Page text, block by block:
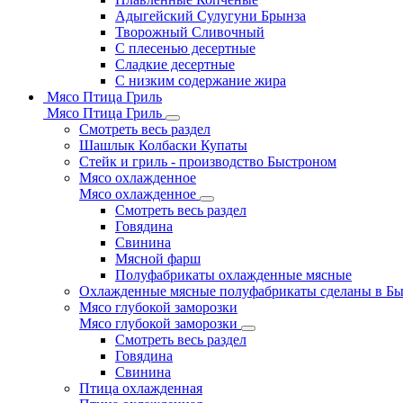
Адыгейский Сулугуни Брынза
Творожный Сливочный
С плесенью десертные
Сладкие десертные
С низким содержание жира
Мясо Птица Гриль
Мясо Птица Гриль
Смотреть весь раздел
Шашлык Колбаски Купаты
Стейк и гриль - производство Быстроном
Мясо охлажденное
Мясо охлажденное
Смотреть весь раздел
Говядина
Свинина
Мясной фарш
Полуфабрикаты охлажденные мясные
Охлажденные мясные полуфабрикаты сделаны в
Мясо глубокой заморозки
Мясо глубокой заморозки
Смотреть весь раздел
Говядина
Свинина
Птица охлажденная